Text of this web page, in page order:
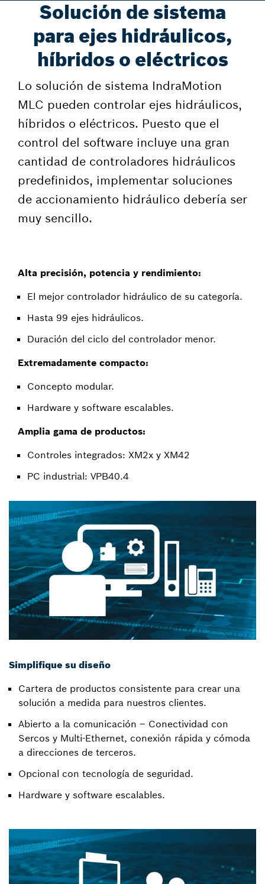
Solución de sistema
para ejes hidráulicos,
híbridos o eléctricos
Lo solución de sistema IndraMotion
MLC pueden controlar ejes hidráulicos,
híbridos o eléctricos. Puesto que el
control del software incluye una gran
cantidad de controladores hidráulicos
predefinidos, implementar soluciones
de accionamiento hidráulico debería ser
muy sencillo.
Alta precisión, potencia y rendimiento:
El mejor controlador hidráulico de su categoría.
Hasta 99 ejes hidráulicos.
Duración del ciclo del controlador menor.
Extremadamente compacto:
Concepto modular.
Hardware y software escalables.
Amplia gama de productos:
Controles integrados: XM2x y XM42
PC industrial: VPB40.4
Simplifique su diseño
Cartera de productos consistente para crear una
solución a medida para nuestros clientes.
Abierto a la comunicación – Conectividad con
Sercos y Multi-Ethernet, conexión rápida y cómoda
a direcciones de terceros.
Opcional con tecnología de seguridad.
Hardware y software escalables.